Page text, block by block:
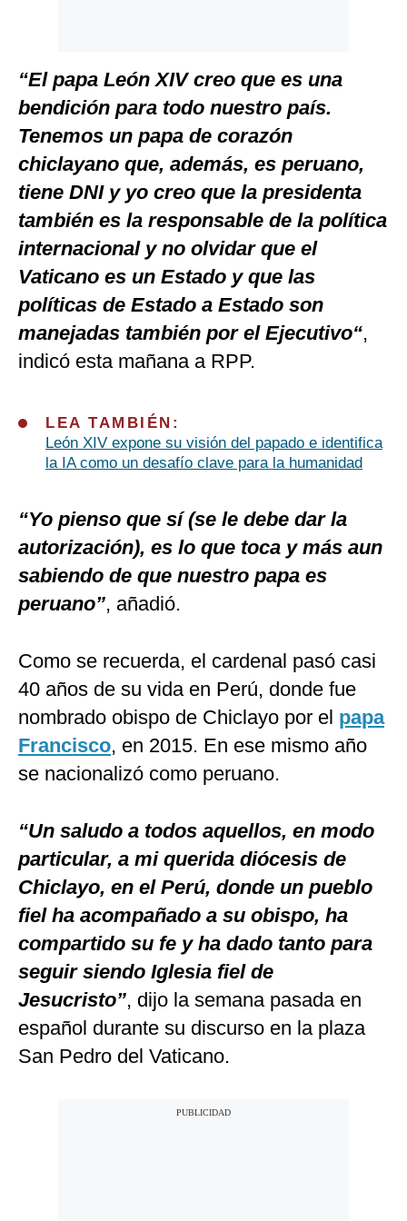
“El papa León XIV creo que es una
bendición para todo nuestro país.
Tenemos un papa de corazón
chiclayano que, además, es peruano,
tiene DNI y yo creo que la presidenta
también es la responsable de la política
internacional y no olvidar que el
Vaticano es un Estado y que las
políticas de Estado a Estado son
manejadas también por el Ejecutivo“,
indicó esta mañana a RPP.
LEA TAMBIÉN:
León XIV expone su visión del papado e identifica
la IA como un desafío clave para la humanidad
“Yo pienso que sí (se le debe dar la
autorización), es lo que toca y más aun
sabiendo de que nuestro papa es
peruano”, añadió.
Como se recuerda, el cardenal pasó casi
40 años de su vida en Perú, donde fue
nombrado obispo de Chiclayo por el papa
Francisco, en 2015. En ese mismo año
se nacionalizó como peruano.
“Un saludo a todos aquellos, en modo
particular, a mi querida diócesis de
Chiclayo, en el Perú, donde un pueblo
fiel ha acompañado a su obispo, ha
compartido su fe y ha dado tanto para
seguir siendo Iglesia fiel de
Jesucristo”, dijo la semana pasada en
español durante su discurso en la plaza
San Pedro del Vaticano.